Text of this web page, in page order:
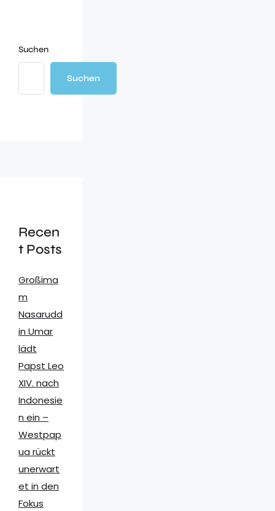
Suchen
Suchen
Recen
t Posts
Großima
m
Nasarudd
in Umar
lädt
Papst Leo
XIV. nach
Indonesie
n ein –
Westpap
ua rückt
unerwart
et in den
Fokus